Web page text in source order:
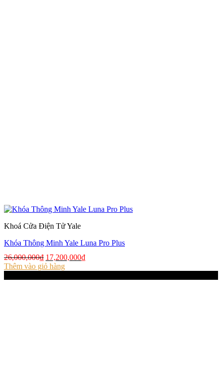
Khoá Cửa Điện Tử Yale
Khóa Thông Minh Yale Luna Pro Plus
26,000,000₫ Giá
gốc
17,200,000₫Giá
Thêm vào giỏ hàng